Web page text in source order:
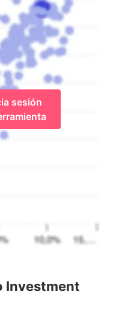
sesión
Investment